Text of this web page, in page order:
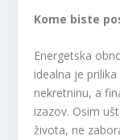
Kome biste
Energetska
idealna je
nekretninu, a
izazov. Osim
života, ne